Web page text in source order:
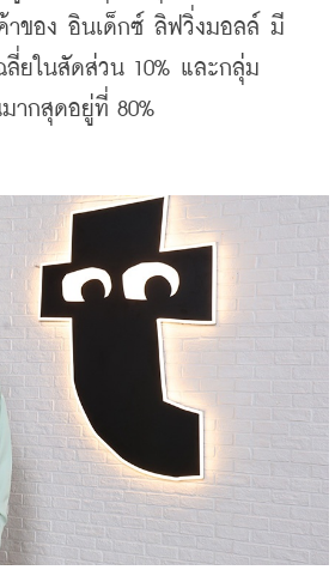
าของ อินเด็กซ์ ลิฟวิ่งมอลล์ มี
ยในสัดส่วน 10% และกลุ่ม
ากสุดอยู่ที่ 80%